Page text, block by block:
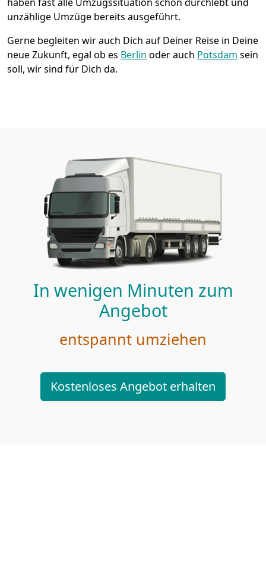
unzählige Umzüge bereits ausgeführt.
Gerne begleiten wir auch Dich auf Deiner Reise in Deine
neue Zukunft, egal ob es Berlin oder auch Potsdam sein
soll, wir sind für Dich da.
In wenigen Minuten zum
Angebot
entspannt umziehen
Kostenloses Angebot erhalten